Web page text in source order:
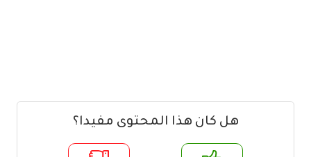
هل كان هذا المحتوى مفيدا؟